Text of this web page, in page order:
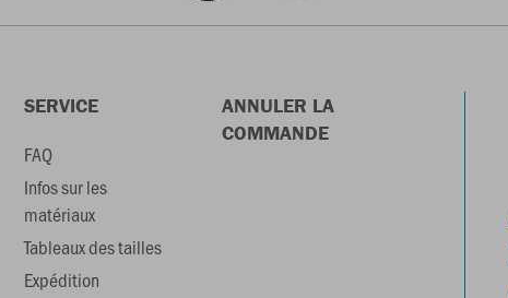
SERVICE
FAQ
Infos sur les
matériaux
Tableaux des tailles
Expédition
ANNULER LA
COMMANDE